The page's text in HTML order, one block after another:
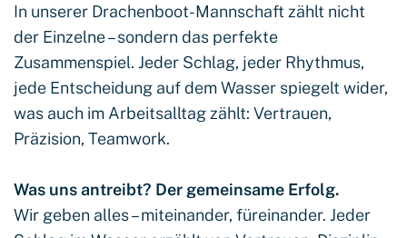
In unserer Drachenboot-Mannschaft zählt nicht
der Einzelne – sondern das perfekte
Zusammenspiel. Jeder Schlag, jeder Rhythmus,
jede Entscheidung auf dem Wasser spiegelt wider,
was auch im Arbeitsalltag zählt: Vertrauen,
Präzision, Teamwork.
Was uns antreibt? Der gemeinsame Erfolg.
Wir geben alles – miteinander, füreinander. Jeder